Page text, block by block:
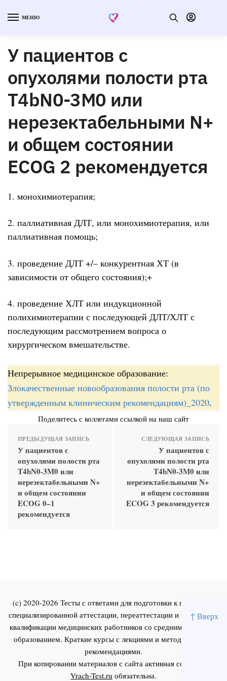
↑ Вверх
МЕНЮ
У пациентов с
опухолями полости рта
T4bN0-3M0 или
нерезектабельными N+
и общем состоянии
ECOG 2 рекомендуется
1. монохимиотерапия;
2. паллиативная ДЛТ, или монохимиотерапия, или
паллиативная помощь;
3. проведение ДЛТ +/– конкурентная ХТ (в
зависимости от общего состояния);+
4. проведение ХЛТ или индукционной
полихимиотерапии с последующей ДЛТ/ХЛТ с
последующим рассмотрением вопроса о
хирургическом вмешательстве.
Непрерывное медицинское образование:
Злокачественные новообразования полости рта (по
утвержденным клиническим рекомендациям)_2020.
Поделитесь с коллегами ссылкой на наш сайт
ПРЕДЫДУЩАЯ ЗАПИСЬ
У пациентов с
опухолями полости рта
T4bN0-3M0 или
нерезектабельными N+
и общем состоянии
ECOG 0–1
рекомендуется
СЛЕДУЮЩАЯ ЗАПИСЬ
У пациентов с
опухолями полости рта
T4bN0-3M0 или
нерезектабельными N+
и общем состоянии
ECOG 3 рекомендуется
(c) 2020-2026 Тесты с ответами для подготовки к первичной
специализированной аттестации, переаттестации и повышения
квалификации медицинских работников со средним и высшим
образованием. Краткие курсы с лекциями и методическими
рекомендациями.
При копировании материалов с сайта активная ссылка на
Vrach-Test.ru обязательна.